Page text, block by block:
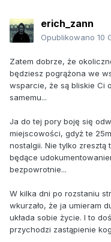
erich_zann
Opublikowano 10
Zatem dobrze, że
będziesz pogrążona we
wsparcie, że są bliskie Ci
samemu...
Ja do tej pory boję się
miejscowości, gdyż te
nostalgii. Nie tylko
będące
bezpowrotnie...
W kilka dni po rozstaniu
wkurzało, że ja umieram
układa sobie życie. I to
przychodzi zastąpienie